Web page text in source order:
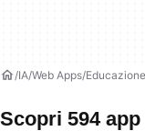
IA Web Apps
Scopri 594